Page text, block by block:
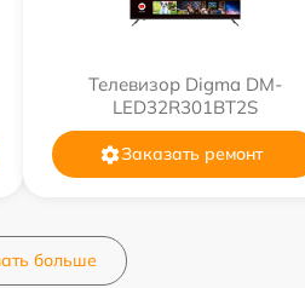
Телевизор Digma DM-
LED32R301BT2S
Заказать ремонт
больше